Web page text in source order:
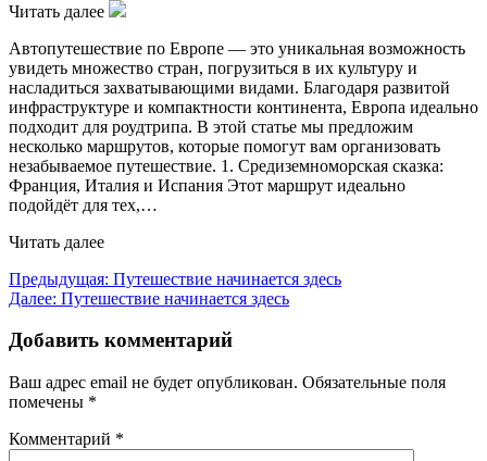
Читать далее
Автопутешествие по Европе — это уникальная возможность
увидеть множество стран, погрузиться в их культуру и
насладиться захватывающими видами. Благодаря развитой
инфраструктуре и компактности континента, Европа идеально
подходит для роудтрипа. В этой статье мы предложим
несколько маршрутов, которые помогут вам организовать
незабываемое путешествие. 1. Средиземноморская сказка:
Франция, Италия и Испания Этот маршрут идеально
подойдёт для тех,…
Читать далее
Навигация
по
записям
Предыдущая: Путешествие начинается здесь
Далее: Путешествие начинается здесь
Добавить комментарий
Ваш адрес email не будет опубликован. Обязательные поля
помечены *
Комментарий *